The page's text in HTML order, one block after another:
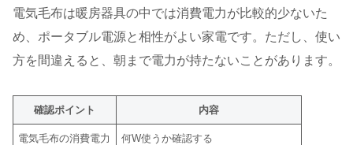
電気毛布は暖房器具の中では消費電力が比較的少ないた
め、ポータブル電源と相性がよい家電です。ただし、使い
方を間違えると、朝まで電力が持たないことがあります。
確認ポイント 内容
電気毛布の消費電力 何W使うか確認する